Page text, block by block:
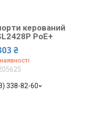
керований
PoE+
₴
338-82-60